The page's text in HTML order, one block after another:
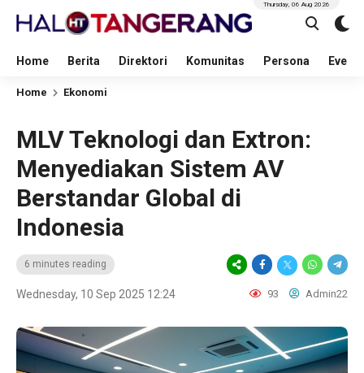
Home Berita Direktori Komunitas Persona Event
Thursday, 06 Aug 2026
Home Ekonomi
MLV Teknologi dan Extron:
Menyediakan Sistem AV
Berstandar Global di
Indonesia
6 minutes reading
Wednesday, 10 Sep 2025 12:24 93 Admin22